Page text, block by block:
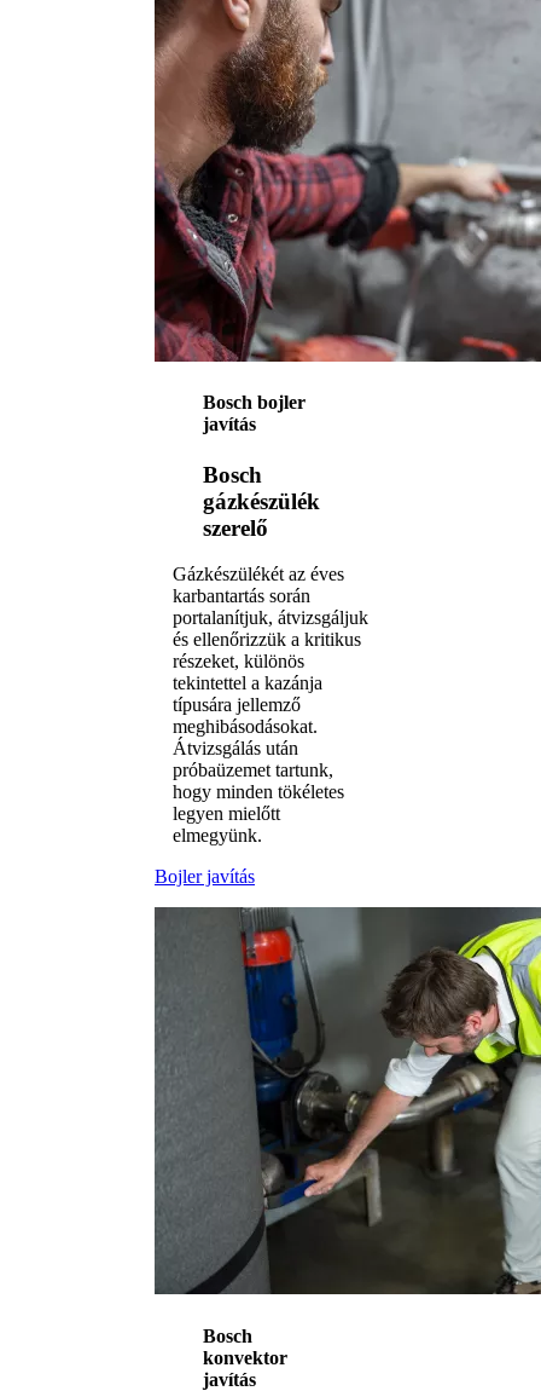
Bosch bojler
javítás
Bosch
gázkészülék
szerelő
Gázkészülékét az éves
karbantartás során
portalanítjuk, átvizsgáljuk
és ellenőrizzük a kritikus
részeket, különös
tekintettel a kazánja
típusára jellemző
meghibásodásokat.
Átvizsgálás után
próbaüzemet tartunk,
hogy minden tökéletes
legyen mielőtt
elmegyünk.
Bojler javítás
Bosch
konvektor
javítás